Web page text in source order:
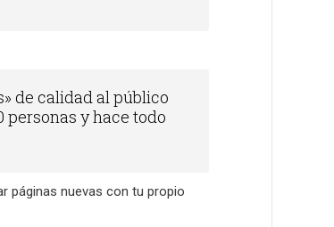
de calidad al público
personas y hace todo
páginas nuevas con tu propio